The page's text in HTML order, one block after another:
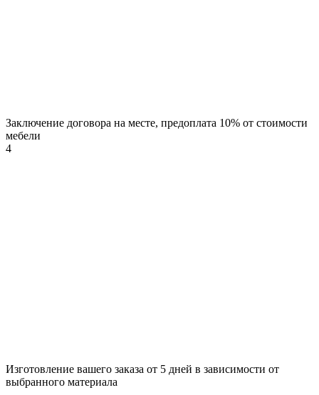
Заключение договора на месте, предоплата 10% от стоимости
мебели
4
Изготовление вашего заказа от 5 дней в зависимости от
выбранного материала